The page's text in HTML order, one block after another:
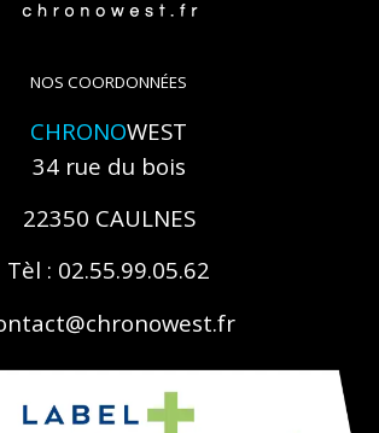
NOS COORDONNÉES
CHRONOWEST
34 rue du bois
22350 CAULNES
Tèl : 02.55.99.05.62